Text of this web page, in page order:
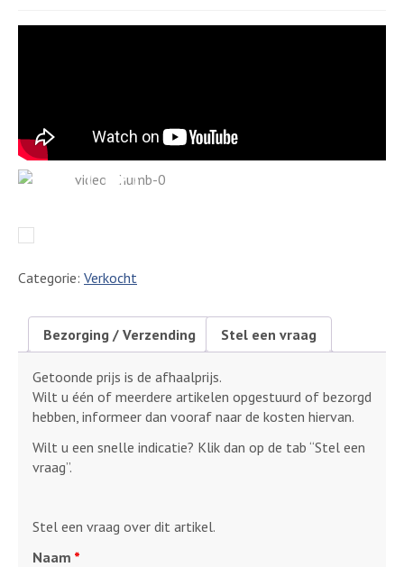
Categorie: Verkocht
Bezorging / Verzending Stel een vraag
Getoonde prijs is de afhaalprijs.
Wilt u één of meerdere artikelen opgestuurd of bezorgd
hebben, informeer dan vooraf naar de kosten hiervan.
Wilt u een snelle indicatie? Klik dan op de tab “Stel een
vraag”.
Stel een vraag over dit artikel.
Naam *